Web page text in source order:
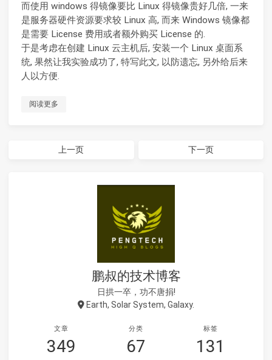
而使用 windows 得镜像要比 Linux 得镜像贵好几倍, 一来
是服务器硬件资源要求较 Linux 高, 而来 Windows 镜像都
是需要 License 费用或者额外购买 License 的.
于是考虑在创建 Linux 云主机后, 安装一个 Linux 桌面系
统, 果然让我实验成功了, 特写此文, 以防遗忘, 另外给后来
人以方便.
阅读更多
上一页 下一页
鹏叔的技术博客
日拱一卒，功不唐捐!
Earth, Solar System, Galaxy.
文章
349
分类
67
标签
131